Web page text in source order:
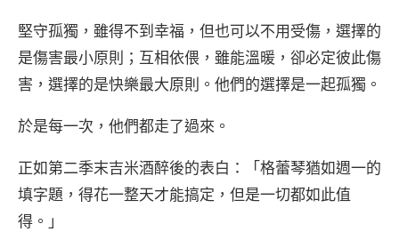
堅守孤獨，雖得不到幸福，但也可以不用受傷，選擇的
是傷害最小原則；互相依偎，雖能溫暖，卻必定彼此傷
害，選擇的是快樂最大原則。他們的選擇是一起孤獨。
於是每一次，他們都走了過來。
正如第二季末吉米酒醉後的表白：「格蕾琴猶如週一的
填字題，得花一整天才能搞定，但是一切都如此值
得。」